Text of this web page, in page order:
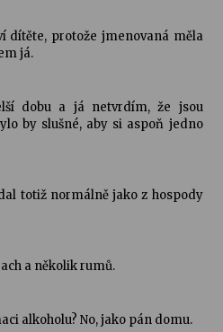
ve Stromovce: Kolchoz a
ploty
ve Stromovce: Rufus Miller
dítěte, protože jmenovaná měla
já.
dobu a já netvrdím, že jsou
by slušné, aby si aspoň jedno
totiž normálně jako z hospody
a několik rumů.
alkoholu? No, jako pán domu.